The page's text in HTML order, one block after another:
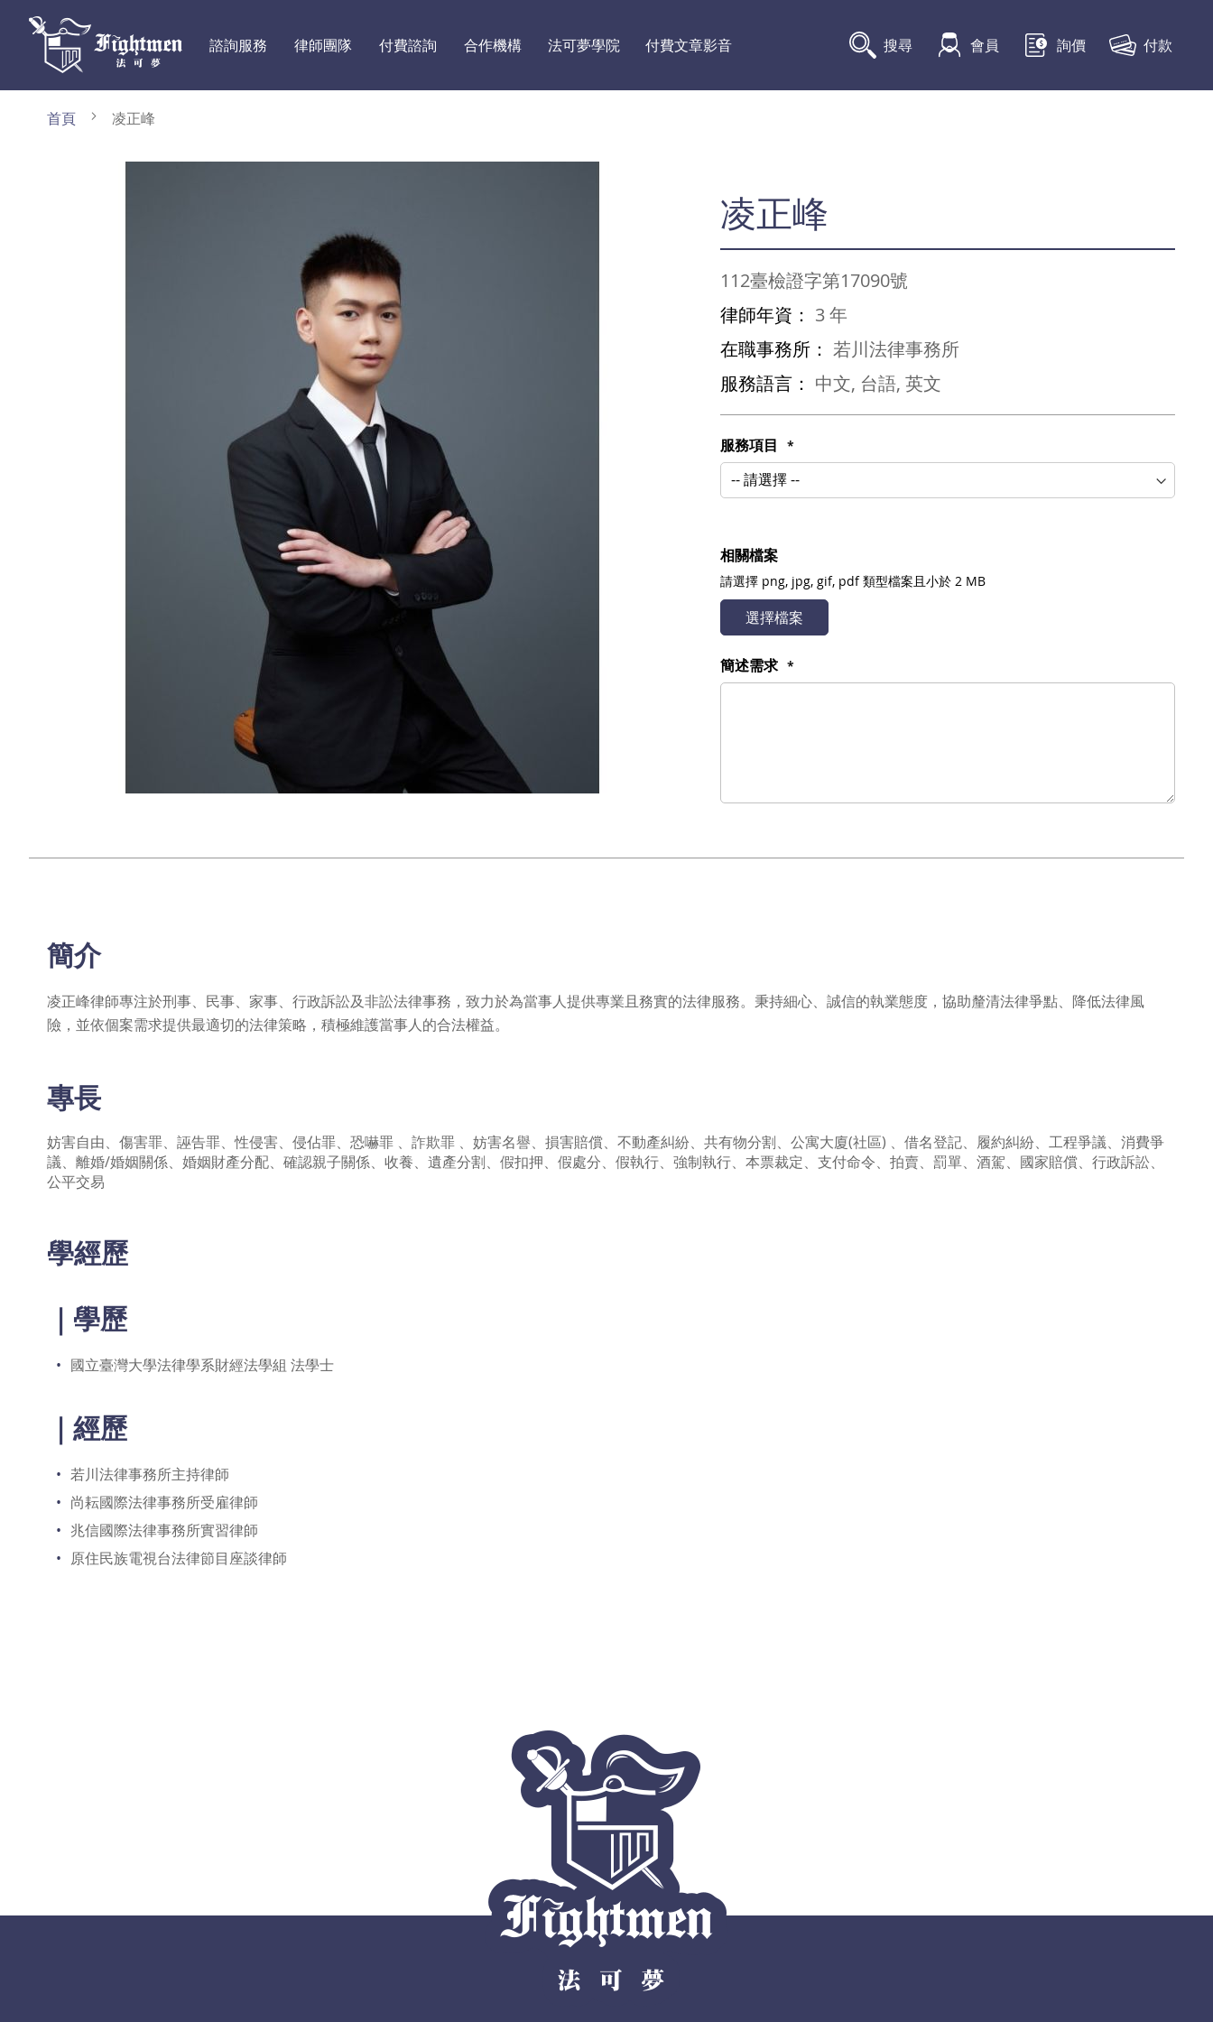
諮詢服務 律師團隊 付費諮詢 合作機構 法可夢學院 付費文章影音 搜尋 會員 詢價 付款
首頁 凌正峰
the
gallery
凌正峰
112臺檢證字第17090號
律師年資： 3 年
在職事務所： 若川法律事務所
服務語言： 中文, 台語, 英文
服務項目
相關檔案
請選擇 png, jpg, gif, pdf類型檔案且小於 2 MB
選擇檔案
簡述需求
簡介
凌正峰律師專注於刑事、民事、家事、行政訴訟及非訟法律事務，致力於為當事人提供專業且務實的法律服務。秉持細心、誠信的執業態度，協助釐清法律爭點、降低法律風
險，並依個案需求提供最適切的法律策略，積極維護當事人的合法權益。
專長
妨害自由、傷害罪、誣告罪、性侵害、侵佔罪、恐嚇罪 、詐欺罪 、妨害名譽、損害賠償、不動產糾紛、共有物分割、公寓大廈(社區) 、借名登記、履約糾紛、工程爭議、消費爭
議、離婚/婚姻關係、婚姻財產分配、確認親子關係、收養、遺產分割、假扣押、假處分、假執行、強制執行、本票裁定、支付命令、拍賣、罰單、酒駕、國家賠償、行政訴訟、
公平交易
學經歷
｜學歷
國立臺灣大學法律學系財經法學組 法學士
｜經歷
若川法律事務所主持律師
尚耘國際法律事務所受雇律師
兆信國際法律事務所實習律師
原住民族電視台法律節目座談律師